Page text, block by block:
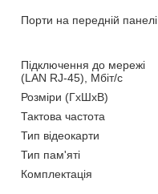
Порти на передній панелі
Підключення до мережі
(LAN RJ-45), Мбіт/с
Розміри (ГxШxВ)
Тактова частота
Тип відеокарти
Тип пам'яті
Комплектація